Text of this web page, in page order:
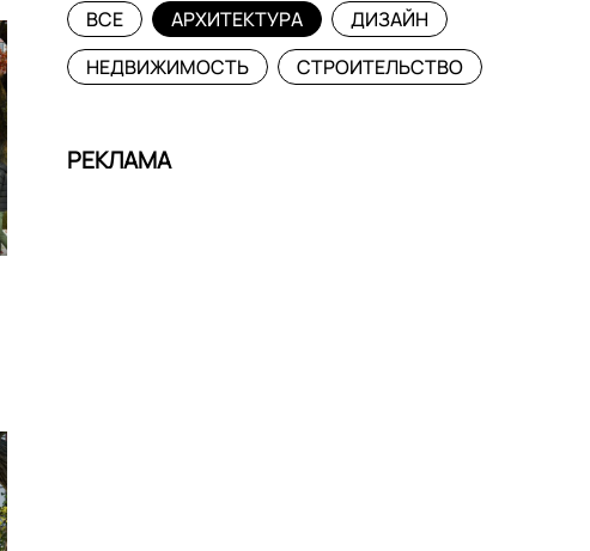
ВСЕ АРХИТЕКТУРА
ДИЗАЙН
НЕДВИЖИМОСТЬ
СТРОИТЕЛЬСТВО
РЕКЛАМА